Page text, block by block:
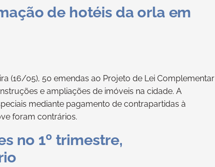
de hotéis da orla em
(16/05), 50 emendas ao Projeto de Lei Complementar
e ampliações de imóveis na cidade. A
mediante pagamento de contrapartidas à
foram contrários.
no 1º trimestre,